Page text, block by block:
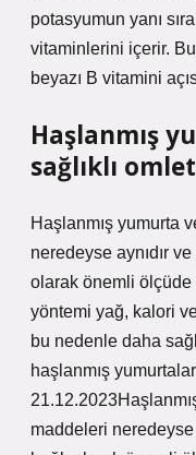
potasyumun yanı
vitaminlerini içerir. Bu
beyazı B vitamini
Haşlanmış
sağlıklı
Haşlanmış yumurta
neredeyse aynıdır ve
olarak önemli
yöntemi yağ, kalori
bu nedenle daha
haşlanmış
maddeleri neredeyse